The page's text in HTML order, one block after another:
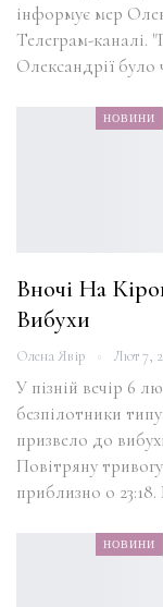
інформує мер
Телеграм-каналі.
Олександрії було
НОВИНИ
Вночі На
Вибухи
Олена Явір Лют 7,
У пізній вечір 6
безпілотники
призвело до
Повітряну
приблизно о 23:18.
НОВИНИ